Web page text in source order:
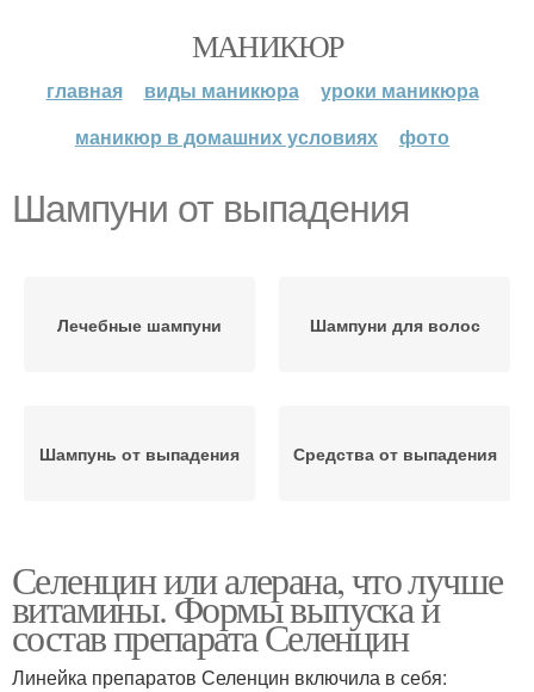
МАНИКЮР
главная виды маникюра
уроки маникюра
маникюр в домашних условиях
фото
Шампуни от выпадения
Лечебные шампуни Шампуни для волос
Шампунь от выпадения Средства от выпадения
Селенцин или алерана, что лучше
витамины. Формы выпуска и
состав препарата Селенцин
Линейка препаратов Селенцин включила в себя: